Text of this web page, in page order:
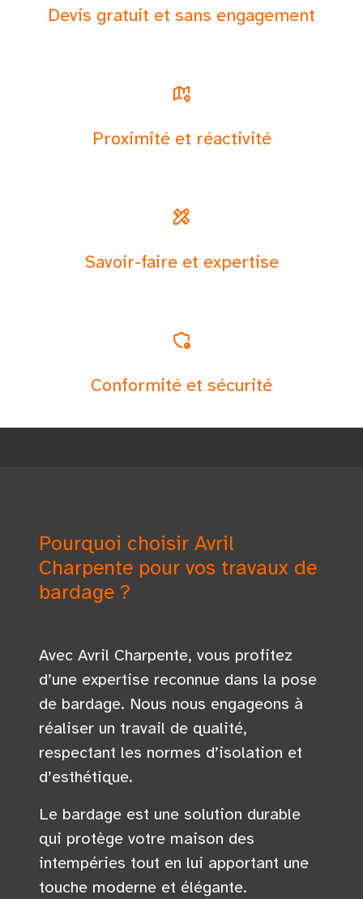
Devis gratuit et sans engagement
Proximité et réactivité
Savoir-faire et expertise
Conformité et sécurité
Pourquoi choisir Avril
Charpente pour vos travaux de
bardage ?
Avec Avril Charpente, vous profitez
d’une expertise reconnue dans la pose
de bardage. Nous nous engageons à
réaliser un travail de qualité,
respectant les normes d’isolation et
d’esthétique.
Le bardage est une solution durable
qui protège votre maison des
intempéries tout en lui apportant une
touche moderne et élégante.